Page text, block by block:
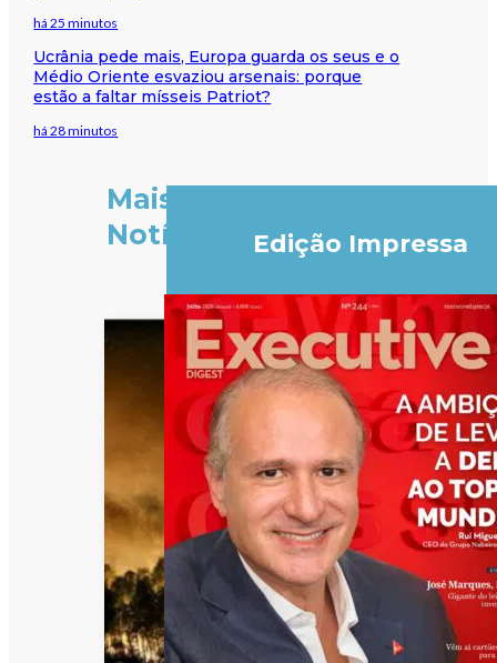
há 25 minutos
Ucrânia pede mais, Europa guarda os seus e o
Médio Oriente esvaziou arsenais: porque
estão a faltar mísseis Patriot?
há 28 minutos
Mais
Notícias
Edição Impressa